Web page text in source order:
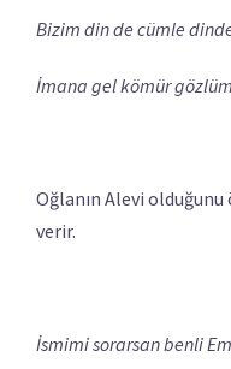
Bizim din de cümle
İmana gel kömür
Oğlanın Alevi olduğunu
verir.
İsmimi sorarsan benli